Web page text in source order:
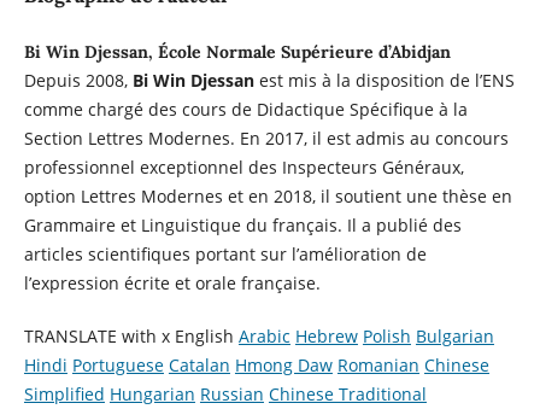
Bi Win Djessan, École Normale Supérieure d’Abidjan
Depuis 2008, Bi Win Djessanest mis à la disposition de l’ENS
comme chargé des cours de Didactique Spécifique à la
Section Lettres Modernes. En 2017, il est admis au concours
professionnel exceptionnel des Inspecteurs Généraux,
option Lettres Modernes et en 2018, il soutient une thèse en
Grammaire et Linguistique du français. Il a publié des
articles scientifiques portant sur l’amélioration de
l’expression écrite et orale française.
TRANSLATE with x English Arabic Hebrew Polish Bulgarian
Hindi Portuguese Catalan Hmong Daw Romanian Chinese
Simplified Hungarian Russian Chinese Traditional